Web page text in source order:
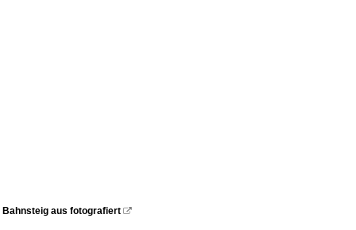
Bahnsteig aus fotografiert 